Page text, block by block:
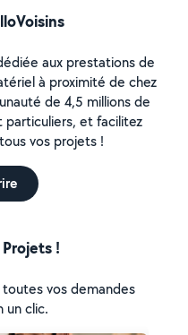
aux prestations de
à proximité de chez
de 4,5 millions de
particuliers, et facilitez
vos projets !
!
vos demandes
un clic.